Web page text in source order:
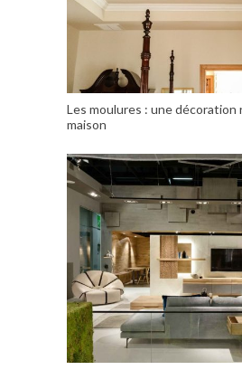
Les moulures : une décoration
maison